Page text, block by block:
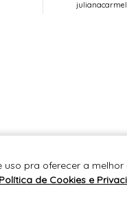
pra oferecer a
Política de Cookies e